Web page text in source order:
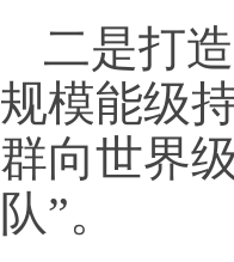
二是打
规模能级
群向世界
队”。